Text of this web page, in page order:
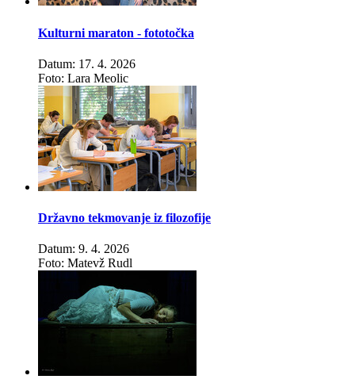
Kulturni maraton - fototočka
Datum: 17. 4. 2026
Foto: Lara Meolic
Državno tekmovanje iz filozofije
Datum: 9. 4. 2026
Foto: Matevž Rudl